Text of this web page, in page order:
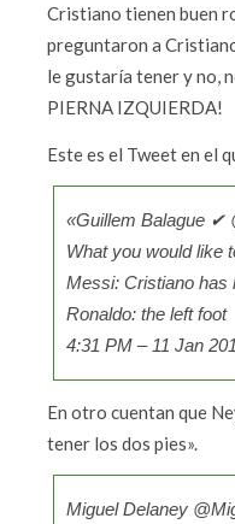
Cristiano tienen buen
preguntaron a
le gustaría tener y no,
PIERNA IZQUIERDA!
Este es el Tweet en el
«Guillem Balague ✔
What you would like
Messi: Cristiano has
Ronaldo: the left foot
4:31 PM – 11 Jan
En otro cuentan que
tener los dos pies».
Miguel